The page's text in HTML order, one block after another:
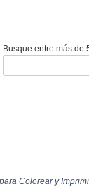
Busque entre más de
Colorear y